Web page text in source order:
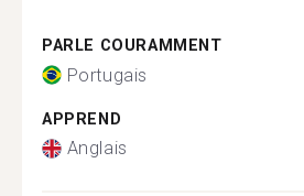
PARLE COURAMMENT
Portugais
APPREND
Anglais